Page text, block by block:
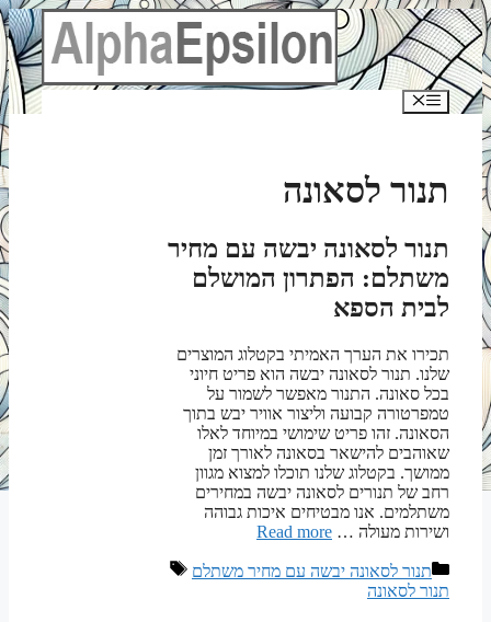
לדלג
לתוכן
תפריט
תנור לסאונה
תנור לסאונה יבשה עם מחיר
משתלם: הפתרון המושלם
לבית הספא
תכירו את הערך האמיתי בקטלוג המוצרים
שלנו. תנור לסאונה יבשה הוא פריט חיוני
בכל סאונה. התנור מאפשר לשמור על
טמפרטורה קבועה וליצור אוויר יבש בתוך
הסאונה. זהו פריט שימושי במיוחד לאלו
שאוהבים להישאר בסאונה לאורך זמן
ממושך. בקטלוג שלנו תוכלו למצוא מגוון
רחב של תנורים לסאונה יבשה במחירים
משתלמים. אנו מבטיחים איכות גבוהה
ושירות מעולה … Read more
קטגוריות
תנור לסאונה יבשה עם מחיר משתלם
תגיות
תנור לסאונה